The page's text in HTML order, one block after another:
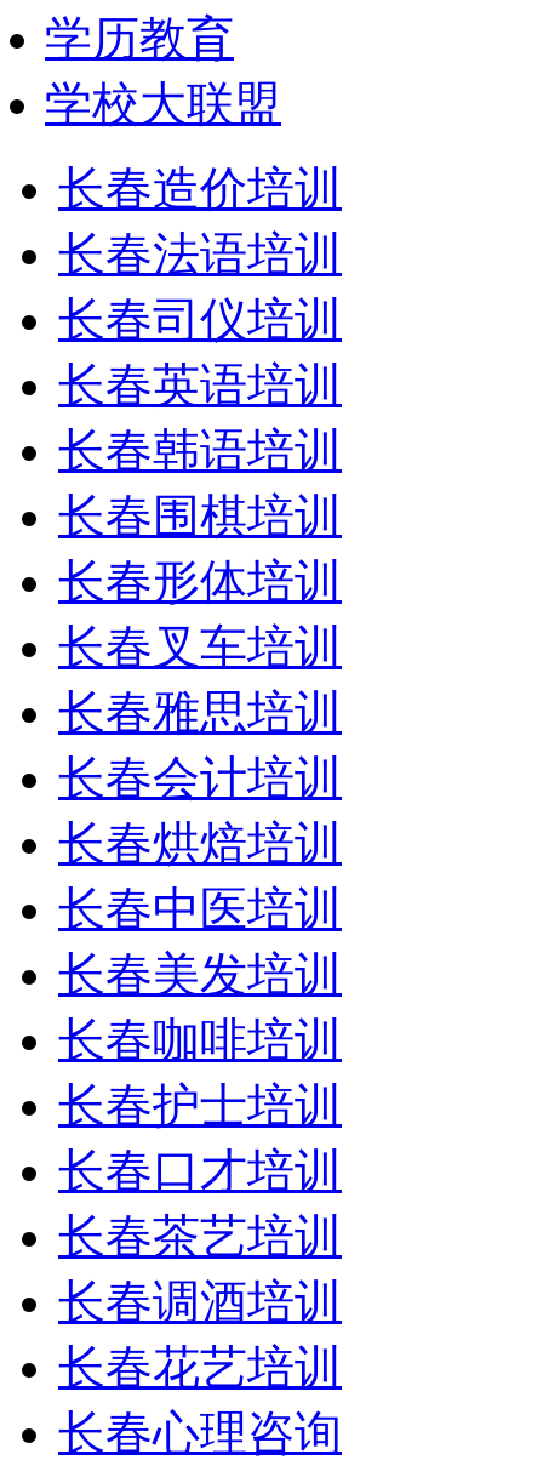
学历教育
学校大联盟
长春造价培训
长春法语培训
长春司仪培训
长春英语培训
长春韩语培训
长春围棋培训
长春形体培训
长春叉车培训
长春雅思培训
长春会计培训
长春烘焙培训
长春中医培训
长春美发培训
长春咖啡培训
长春护士培训
长春口才培训
长春茶艺培训
长春调酒培训
长春花艺培训
长春心理咨询